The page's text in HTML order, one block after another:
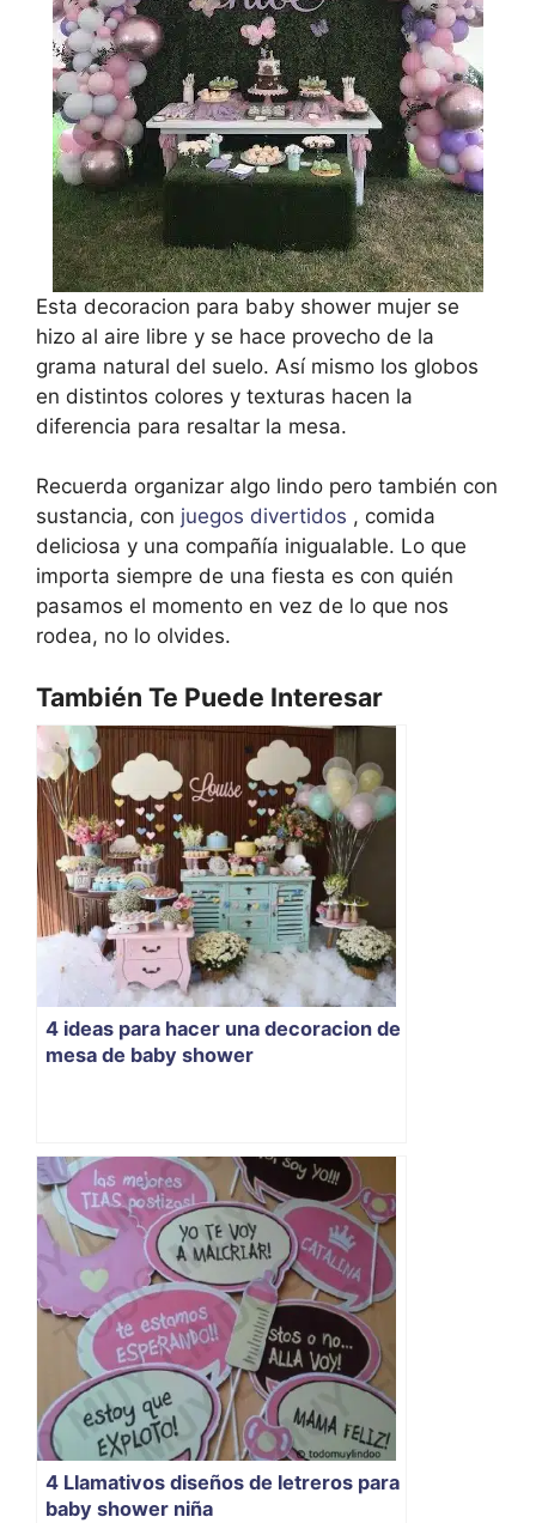
Esta decoracion para baby shower mujer se
hizo al aire libre y se hace provecho de la
grama natural del suelo. Así mismo los globos
en distintos colores y texturas hacen la
diferencia para resaltar la mesa.
Recuerda organizar algo lindo pero también con
sustancia, con juegos divertidos , comida
deliciosa y una compañía inigualable. Lo que
importa siempre de una fiesta es con quién
pasamos el momento en vez de lo que nos
rodea, no lo olvides.
También Te Puede Interesar
4 ideas para hacer una decoracion de
mesa de baby shower
4 Llamativos diseños de letreros para
baby shower niña